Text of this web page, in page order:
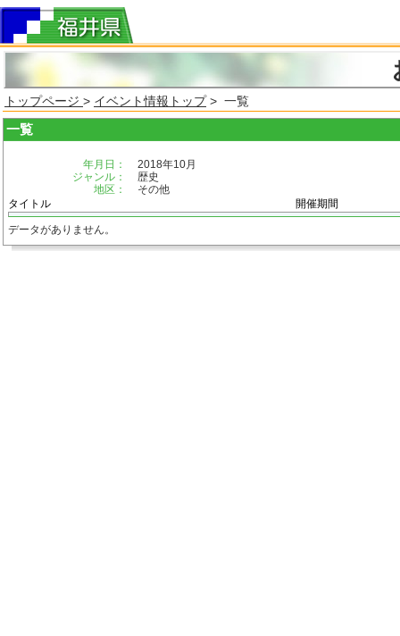
トップページ > イベント情報トップ> 一覧
一覧
年月日：
2018年10月
ジャンル：
歴史
地区：
その他
タイトル
開催期間
データがありません。